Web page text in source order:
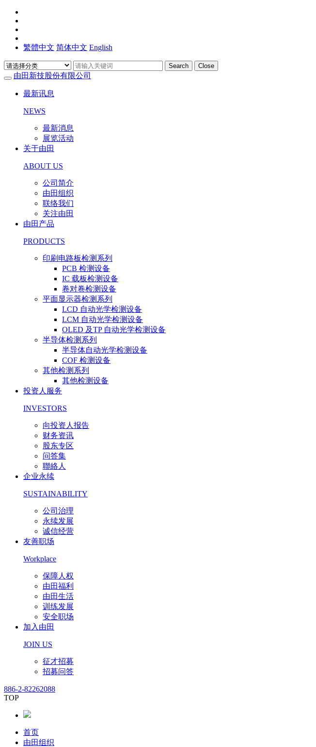
繁體中文 简体中文 English
Search Close
由田新技股份有限公司
最新讯息
NEWS
最新消息
展览活动
关于由田
ABOUT US
公司简介
由田组织
联络我们
关注由田
由田产品
PRODUCTS
印刷电路板检测系列
PCB 检测设备
IC 载板检测设备
卷对卷检测设备
平面显示器检测系列
LCD 自动光学检测设备
LCM 自动光学检测设备
OLED 及TP 自动光学检测设备
半导体检测系列
半导体自动光学检测设备
COF 检测设备
其他检测系列
其他检测设备
投资人服务
INVESTORS
向投资人报告
财务资讯
股东专区
问答集
聯絡人
企业永续
SUSTAINABILITY
公司治理
永续发展
诚信经营
友善职场
Workplace
保障人权
由田福利
由田生活
训练发展
安全职场
加入由田
JOIN US
征才招募
招募问答
886-2-82262088
TOP
首页
由田组织